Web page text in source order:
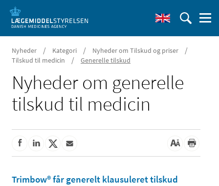
Nyheder / Kategori / Nyheder om Tilskud og priser /
Tilskud til medicin / Generelle tilskud
Nyheder om generelle
tilskud til medicin
Trimbow® får generelt klausuleret tilskud